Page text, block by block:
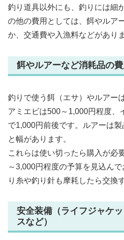
釣り道具以外にも、釣りには細
の他の費用としては、餌やルア
か、交通費や入漁料などがありま
餌やルアーなど消耗品の費
釣りで使う餌（エサ）やルアー
アミエビは500～1,000円程度、
で1,000円前後です。ルアーは
と幅があります。
これらは使い切ったら購入が必
～3,000円程度の予算を見込ん
り糸や釣り針も摩耗したら交換
安全装備（ライフジャケ
スなど）